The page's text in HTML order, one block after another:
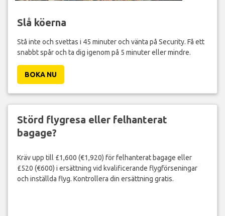
Slå köerna
Stå inte och svettas i 45 minuter och vänta på Security. Få ett
snabbt spår och ta dig igenom på 5 minuter eller mindre.
BOKA NU
Störd flygresa eller felhanterat
bagage?
Kräv upp till £1,600 (€1,920) för felhanterat bagage eller
£520 (€600) i ersättning vid kvalificerande flygförseningar
och inställda flyg. Kontrollera din ersättning gratis.